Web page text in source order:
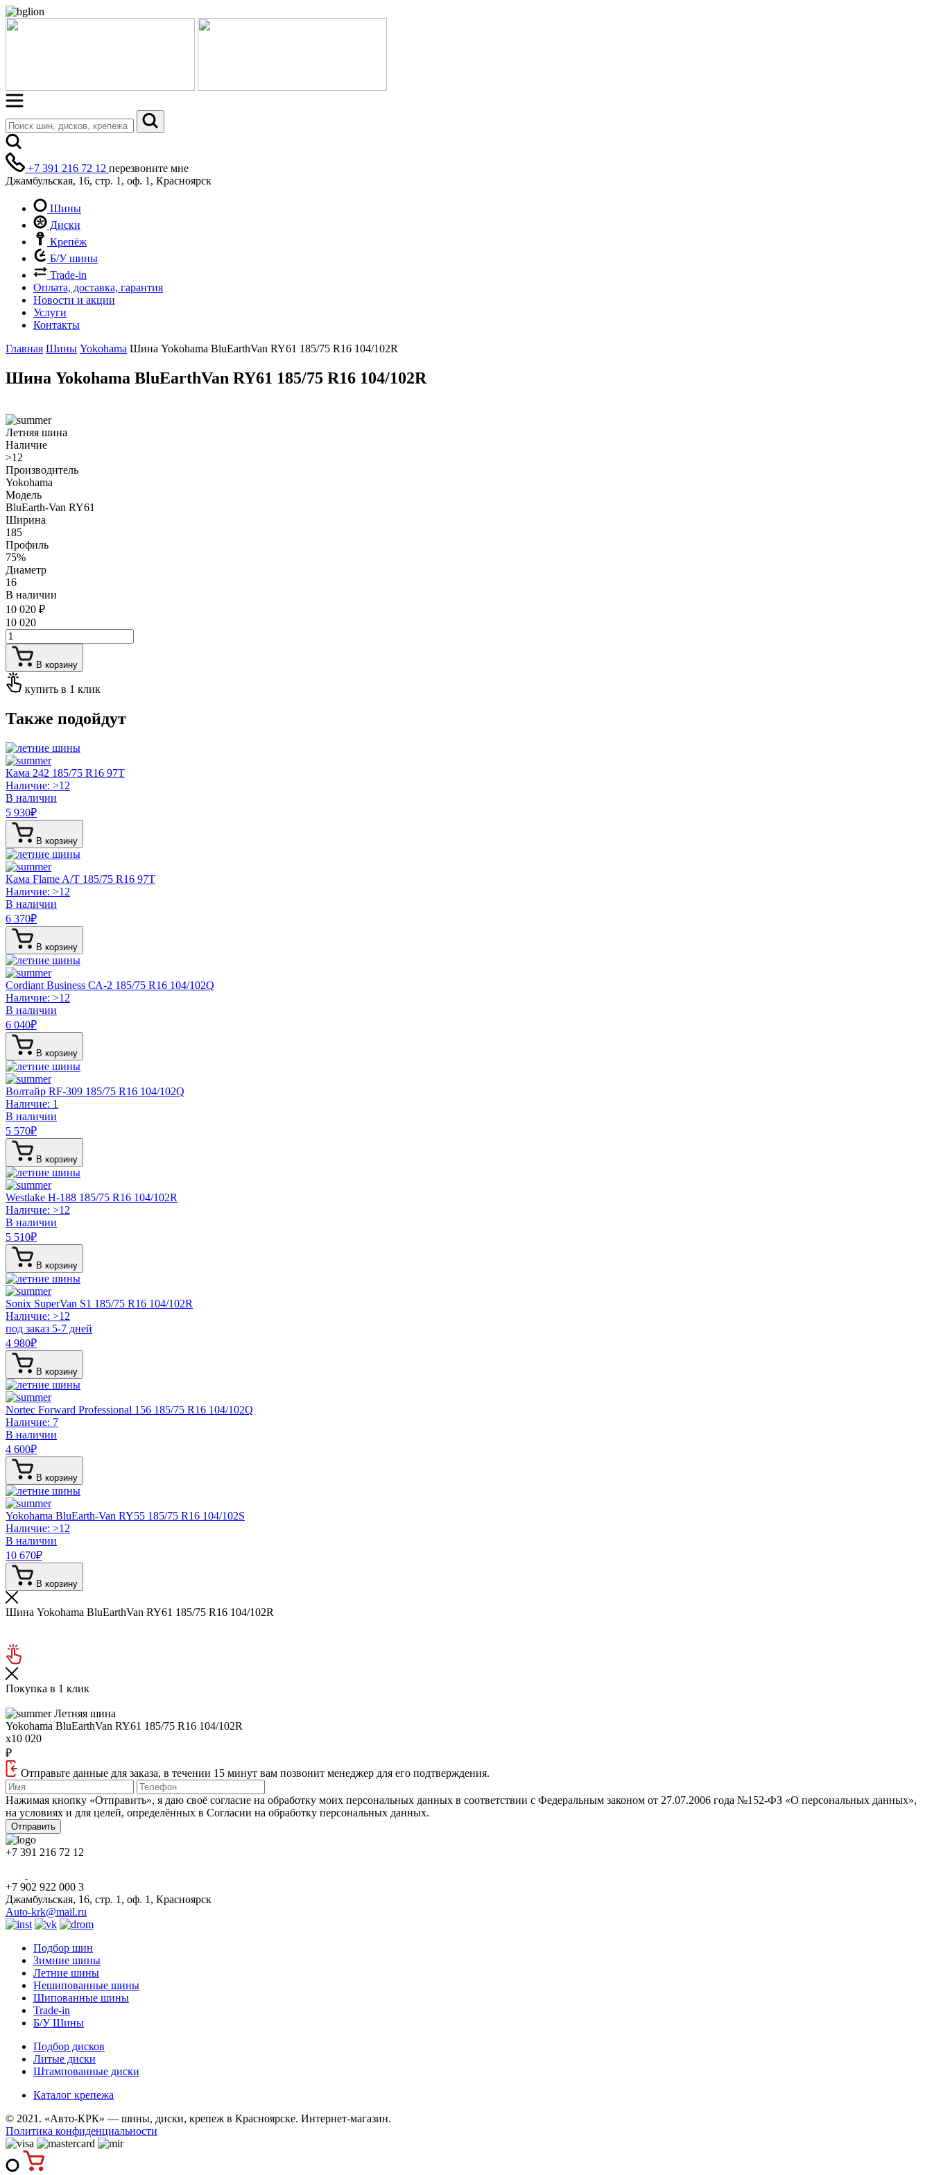
+7 391 216 72 12 перезвоните мне
Джамбульская, 16, стр. 1, оф. 1, Красноярск
Шины
Диски
Крепёж
Б/У шины
Trade-in
Оплата, доставка, гарантия
Новости и акции
Услуги
Контакты
Главная Шины Yokohama Шина Yokohama BluEarthVan RY61 185/75 R16 104/102R
Шина Yokohama BluEarthVan RY61 185/75 R16 104/102R
Летняя шина
Наличие
>12
Производитель
Yokohama
Модель
BluEarth-Van RY61
Ширина
185
Профиль
75%
Диаметр
16
В наличии
10 020 ₽
10 020
В корзину
купить в 1 клик
Также подойдут
Кама 242 185/75 R16 97T
Наличие: >12
В наличии
5 930₽
В корзину
Кама Flame A/T 185/75 R16 97T
Наличие: >12
В наличии
6 370₽
В корзину
Cordiant Business СА-2 185/75 R16 104/102Q
Наличие: >12
В наличии
6 040₽
В корзину
Волтайр RF-309 185/75 R16 104/102Q
Наличие: 1
В наличии
5 570₽
В корзину
Westlake H-188 185/75 R16 104/102R
Наличие: >12
В наличии
5 510₽
В корзину
Sonix SuperVan S1 185/75 R16 104/102R
Наличие: >12
под заказ 5-7 дней
4 980₽
В корзину
Nortec Forward Professional 156 185/75 R16 104/102Q
Наличие: 7
В наличии
4 600₽
В корзину
Yokohama BluEarth-Van RY55 185/75 R16 104/102S
Наличие: >12
В наличии
10 670₽
В корзину
Шина Yokohama BluEarthVan RY61 185/75 R16 104/102R
Покупка в 1 клик
Летняя шина
Yokohama BluEarthVan RY61 185/75 R16 104/102R
x10 020
₽
Отправьте данные для заказа, в течении 15 минут вам позвонит менеджер для его подтверждения.
Нажимая кнопку «Отправить», я даю своё согласие на обработку моих персональных данных в соответствии с Федеральным законом от 27.07.2006 года №152‑ФЗ «О персональных данных»,
на условиях и для целей, определённых в Согласии на обработку персональных данных.
+7 391 216 72 12
+7 902 922 000 3
Джамбульская, 16, стр. 1, оф. 1, Красноярск
Auto-krk@mail.ru
Подбор шин
Зимние шины
Летние шины
Нешипованные шины
Шипованные шины
Trade-in
Б/У Шины
Подбор дисков
Литые диски
Штампованные диски
Каталог крепежа
© 2021. «Авто-КРК» — шины, диски, крепеж в Красноярске. Интернет-магазин.
Политика конфиденциальности